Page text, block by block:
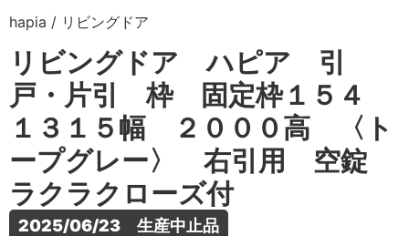
hapia / リビングドア
リビングドア ハピア 引
戸・片引 枠 固定枠１５４
１３１５幅 ２０００高 〈ト
ープグレー〉 右引用 空錠
ラクラクローズ付
2025/06/23　生産中止品